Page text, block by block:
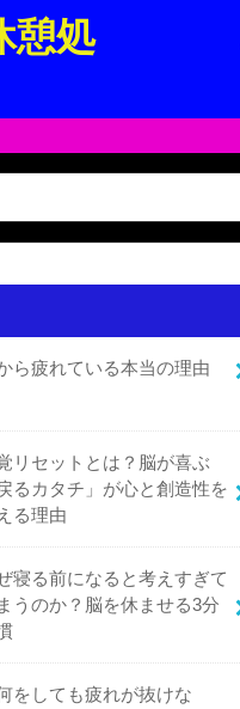
憩処
ら疲れている本当の理由
リセットとは？脳が喜ぶ
戻るカタチ」が心と創造性を
る理由
寝る前になると考えすぎて
うのか？脳を休ませる3分
何をしても疲れが抜けな